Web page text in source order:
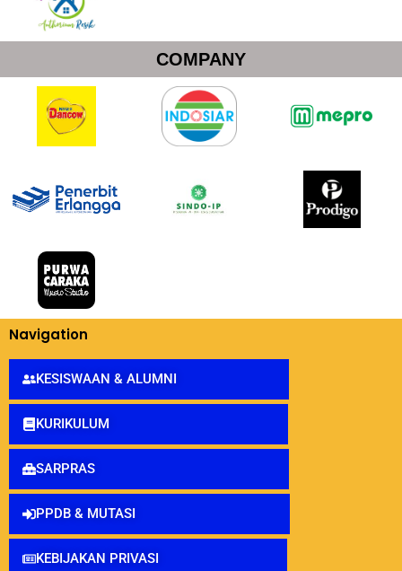
COMPANY
Navigation
KESISWAAN & ALUMNI
KURIKULUM
SARPRAS
PPDB & MUTASI
KEBIJAKAN PRIVASI